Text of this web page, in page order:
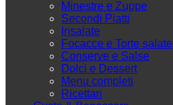
Minestre e Zuppe
Secondi Piatti
Insalate
Focacce e Torte salate
Conserve e Salse
Dolci e Dessert
Menu completi
Ricettari